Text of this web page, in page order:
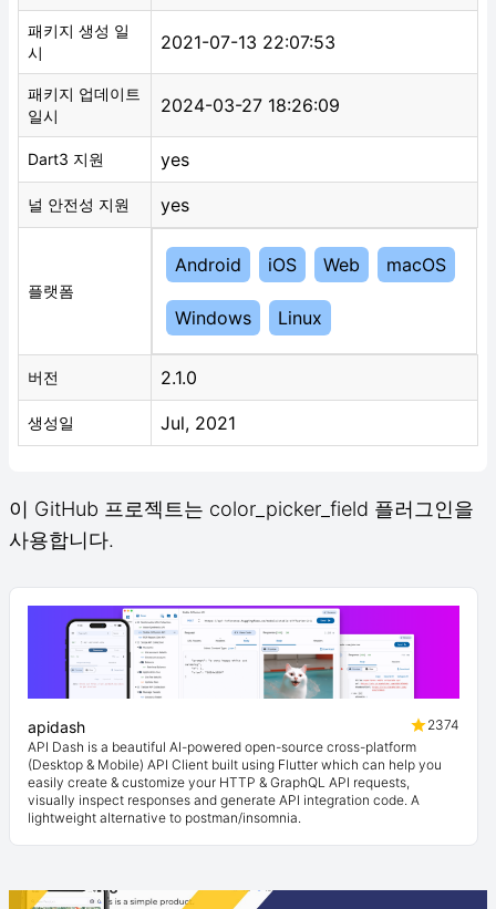
패키지 생성 일
시
2021-07-13 22:07:53
패키지 업데이트
일시
2024-03-27 18:26:09
Dart3 지원 yes
널 안전성 지원 yes
플랫폼
Android iOS Web macOS
Windows Linux
버전 2.1.0
생성일 Jul, 2021
이 GitHub 프로젝트는 color_picker_field 플러그인을
사용합니다.
apidash
2374
API Dash is a beautiful AI-powered open-source cross-platform
(Desktop & Mobile) API Client built using Flutter which can help you
easily create & customize your HTTP & GraphQL API requests,
visually inspect responses and generate API integration code. A
lightweight alternative to postman/insomnia.